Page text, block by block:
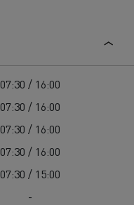
07:30 / 16:00
07:30 / 16:00
07:30 / 16:00
07:30 / 16:00
07:30 / 15:00
-